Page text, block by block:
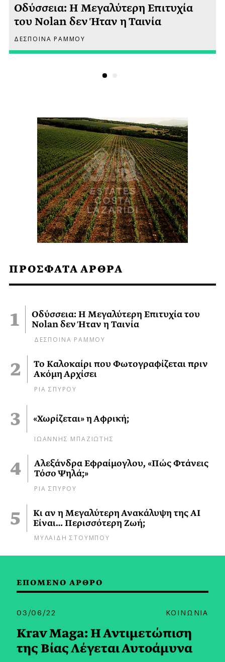
ΠΡΟΣΦΑΤΑ ΑΡΘΡΑ
Οδύσσεια: Η Μεγαλύτερη Επιτυχία του
Nolan δεν Ήταν η Ταινία
ΔΕΣΠΟΙΝΑ ΡΑΜΜΟΥ
Το Καλοκαίρι που Φωτογραφίζεται πριν
Ακόμη Αρχίσει
ΡΙΑ ΣΠΥΡΟΥ
«Χωρίζεται» η Αφρική;
ΙΩΑΝΝΗΣ ΜΠΑΖΙΩΤΗΣ
Αλεξάνδρα Εφραίμογλου, «Πώς Φτάνεις
Τόσο Ψηλά;»
ΡΙΑ ΣΠΥΡΟΥ
Κι αν η Μεγαλύτερη Ανακάλυψη της AI
Είναι… Περισσότερη Ζωή;
ΜΥΛΑΙΔΗ ΣΤΟΥΜΠΟΥ
Οδύσσεια: Η Μεγαλύτερη Επιτυχία
του Nolan δεν Ήταν η Ταινία
ΔΕΣΠΟΙΝΑ ΡΑΜΜΟΥ
ΕΠΟΜΕΝΟ ΑΡΘΡΟ
03/06/22 ΚΟΙΝΩΝΙΑ
Krav Maga: Η Αντιμετώπιση
της Βίας Λέγεται Αυτοάμυνα